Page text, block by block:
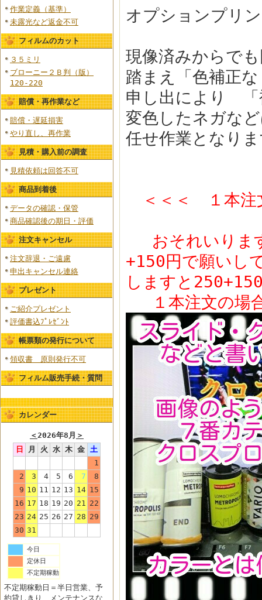
作業定義（基準）
未露光など返金不可
フィルムのカット
３５ミリ
ブローニー２Ｂ判（版）
120-220
賠償・再作業など
賠償・遅延損害
やり直し、再作業
見積・購入前の調査
見積依頼は回答不可
商品到着後
データの確認・保管
商品確認後の期日・評価
注文キャンセル
注文辞退・ご遠慮
申出キャンセル連絡
プレゼント
ご紹介プレゼント
評価書込ﾌﾟﾚｾﾞﾝﾄ
帳票類の発行について
領収書 原則発行不可
フィルム販売手続・質問
カレンダー
＜2026年8月 ＞
日
月 火 水 木 金 土
1
2
3 4 5 6 7
8
9 10 11 12 13 14 15
16 17 18 19 20 21 22
23 24 25 26 27 28 29
30 31
今日
定休日
不定期稼動
不定期稼動日＝半日営業、予
約貸しきり、メンテナンスな
オプションプリ
現像済みからで
踏まえ「色補正
申し出により 「
変色したネガな
任せ作業となり
＜＜＜ １本注
おそれいりま
+150円で願いし
しますと
１本注文の場